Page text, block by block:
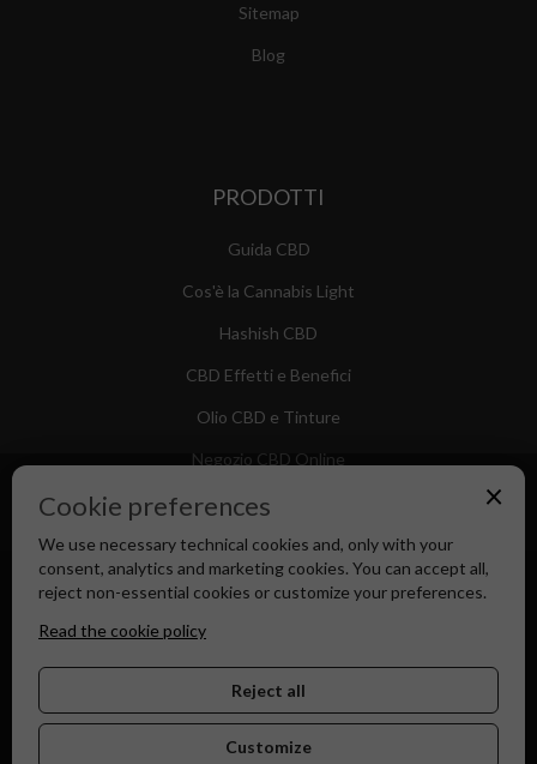
Sitemap
Blog
PRODOTTI
Guida CBD
Cos'è la Cannabis Light
Hashish CBD
CBD Effetti e Benefici
Olio CBD e Tinture
Negozio CBD Online
×
Cookie preferences
We use necessary technical cookies and, only with your
consent, analytics and marketing cookies. You can accept all,
reject non-essential cookies or customize your preferences.
Read the cookie policy
Reject all
Customize
Canapa Market - Il tuo Shop di Fiducia dal 2018